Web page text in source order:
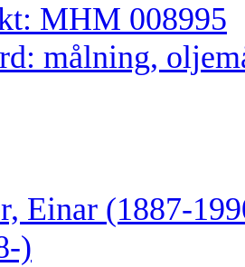
MHM 008995
målning,
Einar (1887-
)